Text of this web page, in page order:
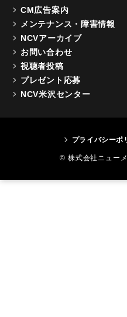
CM広告案内
メンテナンス・障害情報
NCVアーカイブ
お問い合わせ
視聴者投稿
プレゼント応募
NCV米沢センター
プライバシーポ
© 株式会社ニュー